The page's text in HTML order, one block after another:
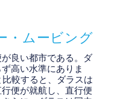
・ムービング
良い都市である。ダ
高い水準にありま
較すると、ダラスは
便が就航し、直行便